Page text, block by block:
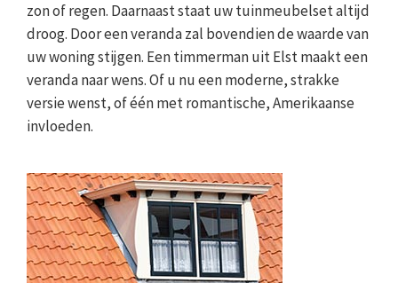
zon of regen. Daarnaast staat uw tuinmeubelset altijd
droog. Door een veranda zal bovendien de waarde van
uw woning stijgen. Een timmerman uit Elst maakt een
veranda naar wens. Of u nu een moderne, strakke
versie wenst, of één met romantische, Amerikaanse
invloeden.